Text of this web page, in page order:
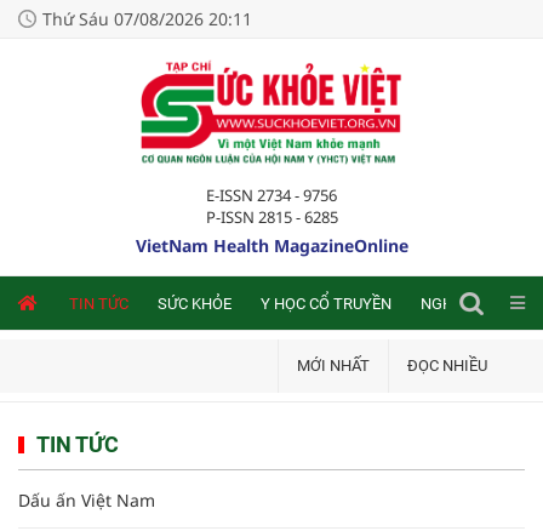
Thứ Sáu 07/08/2026 20:11
E-ISSN 2734 - 9756
P-ISSN 2815 - 6285
VietNam Health MagazineOnline
TIN TỨC SỨC KHỎE Y HỌC CỔ TRUYỀN NGHIÊN CỨU
MỚI NHẤT ĐỌC NHIỀU
TIN TỨC
Dấu ấn Việt Nam